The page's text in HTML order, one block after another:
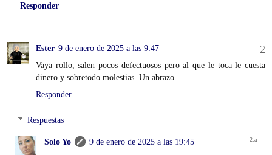
Responder
Ester 9 de enero de 2025 a las 9:47
Vaya rollo, salen pocos defectuosos pero al que le toca le cuesta
dinero y sobretodo molestias. Un abrazo
Responder
Respuestas
Solo Yo
9 de enero de 2025 a las 19:45